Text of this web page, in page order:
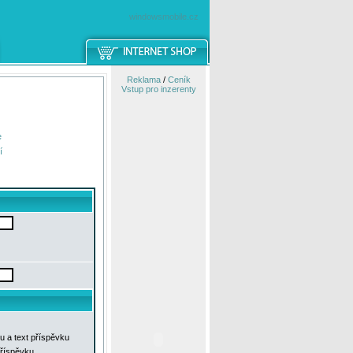
windowsmobile.cz
a text příspěvku
Reklama/ Ceník
Vstup pro inzerenty